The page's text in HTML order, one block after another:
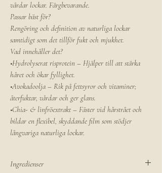
vårdar lockar. Färgbevarande.
Passar bäst för?
Rengöring och definition av naturliga lockar
samtidigt som det tillför fukt och mjukhet.
Vad innehåller det?
•Hydrolyserat risprotein – Hjälper till att stärka
håret och ökar fyllighet.
•Avokadoolja – Rik på fettsyror och vitaminer;
återfuktar, vårdar och ger glans.
•Chia- & linfröextrakt – Fäster vid hårstrået och
bildar en flexibel, skyddande film som stödjer
långvariga naturliga lockar.
Ingredienser